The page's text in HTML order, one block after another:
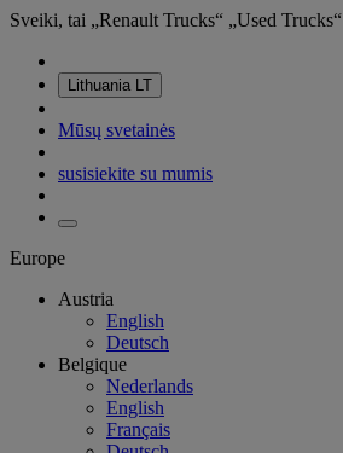
Sveiki, tai „Renault Trucks“ „Used Trucks“
Lithuania LT
Mūsų svetainės
susisiekite su mumis
Europe
Austria
English
Deutsch
Belgique
Nederlands
English
Français